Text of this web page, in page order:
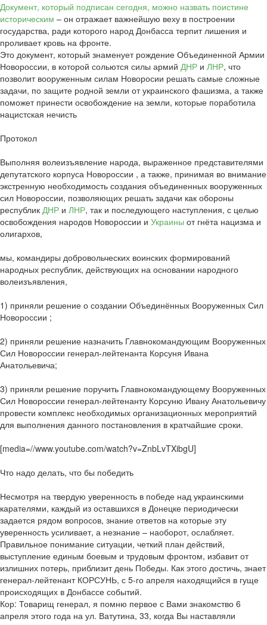
Документ, который подписан сегодня, можно назвать поистине
историческим – он отражает важнейшую веху в построении
государства, ради которого народ Донбасса терпит лишения и
проливает кровь на фронте.
Это документ, который знаменует рождение Объединенной Армии
Новороссии, в которой сольются силы армий ДНР и ЛНР, что
позволит вооруженным силам Новоросии решать самые сложные
задачи, по защите родной земли от украинского фашизма, а также
поможет принести освобождение на земли, которые поработила
нацистская нечисть
Протокол
Выполняя волеизъявление народа, выраженное представителями
депутатского корпуса Новороссии , а также, принимая во внимание
экстренную необходимость создания объединенных вооруженных
сил Новороссии, позволяющих решать задачи как обороны
республик ДНР и ЛНР, так и последующего наступления, с целью
освобождения народов Новороссии и Украины от гнёта нацизма и
олигархов,
мы, командиры добровольческих воинских формирований
народных республик, действующих на основании народного
волеизъявления,
1) приняли решение о создании Объединённых Вооруженных Сил
Новороссии ;
2) приняли решение назначить Главнокомандующим Вооруженных
Сил Новороссии генерал-лейтенанта Корсуня Ивана
Анатольевича;
3) приняли решение поручить Главнокомандующему Вооруженных
Сил Новороссии генерал-лейтенанту Корсуню Ивану Анатольевичу
провести комплекс необходимых организационных мероприятий
для выполнения данного постановления в кратчайшие сроки.
[media=//www.youtube.com/watch?v=ZnbLvTXibgU]
Что надо делать, что бы победить
Несмотря на твердую уверенность в победе над украинскими
карателями, каждый из оставшихся в Донецке периодически
задается рядом вопросов, знание ответов на которые эту
уверенность усиливает, а незнание – наоборот, ослабляет.
Правильное понимание ситуации, четкий план действий,
выступление единым боевым и трудовым фронтом, избавит от
излишних потерь, приблизит день Победы. Как этого достичь, знает
генерал-лейтенант КОРСУНЬ, с 5-го апреля находящийся в гуще
происходящих в Донбассе событий.
Кор: Товарищ генерал, я помню первое с Вами знакомство 6
апреля этого года на ул. Ватутина, 33, когда Вы наставляли